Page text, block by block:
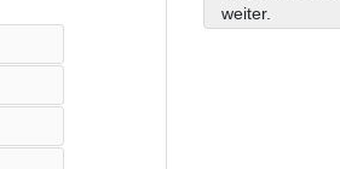
weiter.